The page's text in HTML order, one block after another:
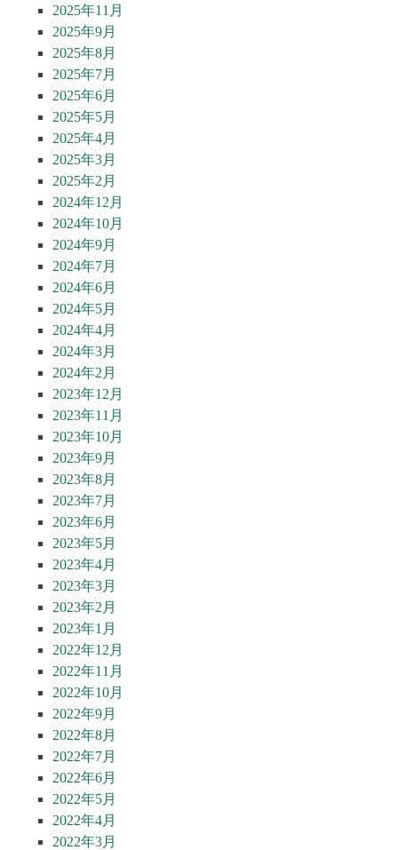
2025年11月
2025年9月
2025年8月
2025年7月
2025年6月
2025年5月
2025年4月
2025年3月
2025年2月
2024年12月
2024年10月
2024年9月
2024年7月
2024年6月
2024年5月
2024年4月
2024年3月
2024年2月
2023年12月
2023年11月
2023年10月
2023年9月
2023年8月
2023年7月
2023年6月
2023年5月
2023年4月
2023年3月
2023年2月
2023年1月
2022年12月
2022年11月
2022年10月
2022年9月
2022年8月
2022年7月
2022年6月
2022年5月
2022年4月
2022年3月